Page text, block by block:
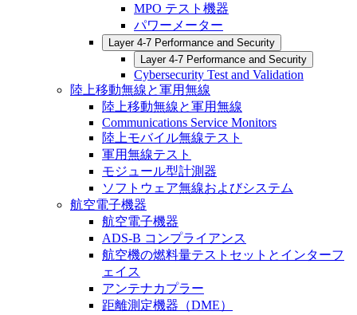
MPO テスト機器
パワーメーター
Layer 4-7 Performance and Security
Layer 4-7 Performance and Security
Cybersecurity Test and Validation
陸上移動無線と軍用無線
陸上移動無線と軍用無線
Communications Service Monitors
陸上モバイル無線テスト
軍用無線テスト
モジュール型計測器
ソフトウェア無線およびシステム
航空電子機器
航空電子機器
ADS-B コンプライアンス
航空機の燃料量テストセットとインターフ
ェイス
アンテナカプラー
距離測定機器（DME）